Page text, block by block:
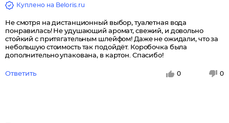
Куплено на Beloris.ru
Не смотря на дистанционный выбор, туалетная вода
понравилась! Не удушающий аромат, свежий, и довольно
стойкий с притягательным шлейфом! Даже не ожидали, что за
небольшую стоимость так подойдёт. Коробочка была
дополнительно упакована, в картон. Спасибо!
Ответить 0 0